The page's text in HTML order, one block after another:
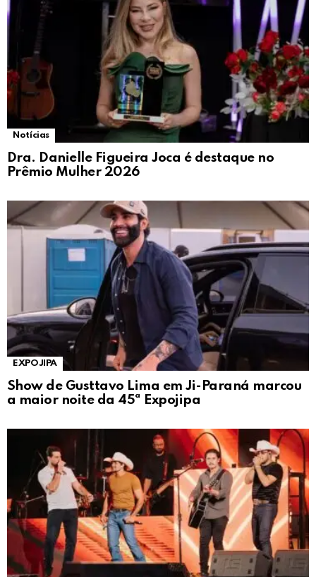
Notícias
Dra. Danielle Figueira Joca é destaque no
Prêmio Mulher 2026
EXPOJIPA
Show de Gusttavo Lima em Ji-Paraná marcou
a maior noite da 45ª Expojipa